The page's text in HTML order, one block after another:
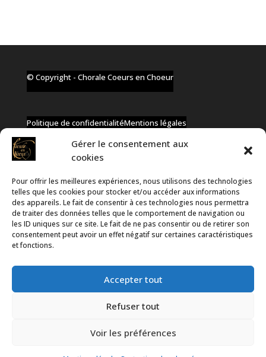
Gérer le consentement aux
cookies
Pour offrir les meilleures expériences, nous utilisons des technologies
telles que les cookies pour stocker et/ou accéder aux informations
des appareils. Le fait de consentir à ces technologies nous permettra
de traiter des données telles que le comportement de navigation ou
les ID uniques sur ce site. Le fait de ne pas consentir ou de retirer son
consentement peut avoir un effet négatif sur certaines caractéristiques
et fonctions.
Accepter tout
Refuser tout
Voir les préférences
© Copyright - Chorale Coeurs en Choeur
Politique de confidentialitéMentions légales
✆ +32 477 91 58 46
✉ infos@coeurs-en-choeur.be
Toute proposition de partenariat en développement sera